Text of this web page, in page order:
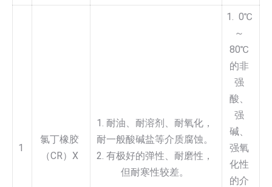
1
氯丁橡胶
（CR）X
1. 耐油、耐溶剂、耐氧化，
耐一般酸碱盐等介质腐蚀。
2. 有极好的弹性、耐磨性，
但耐寒性较差。
1. 0℃
～
80℃
的非
强
酸、
强
碱、
强氧
化性
的介